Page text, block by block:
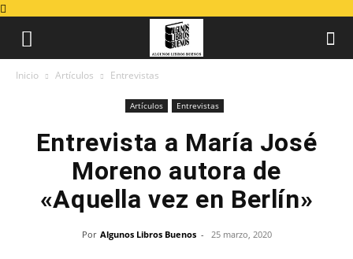
Inicio Artículos Entrevistas
Artículos Entrevistas
Entrevista a María José
Moreno autora de
«Aquella vez en Berlín»
Por Algunos Libros Buenos - 25 marzo, 2020